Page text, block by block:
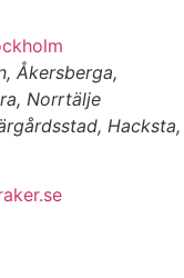
Åkersberga,
Norrtälje
Hacksta,